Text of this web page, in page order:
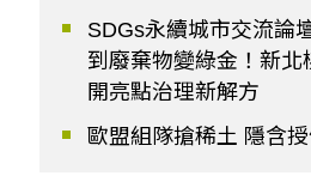
SDGs永續城市交流論
到廢棄物變綠金！新
開亮點治理新解方
歐盟組隊搶稀土 隱含